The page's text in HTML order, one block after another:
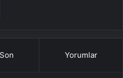
Son Yorumlar